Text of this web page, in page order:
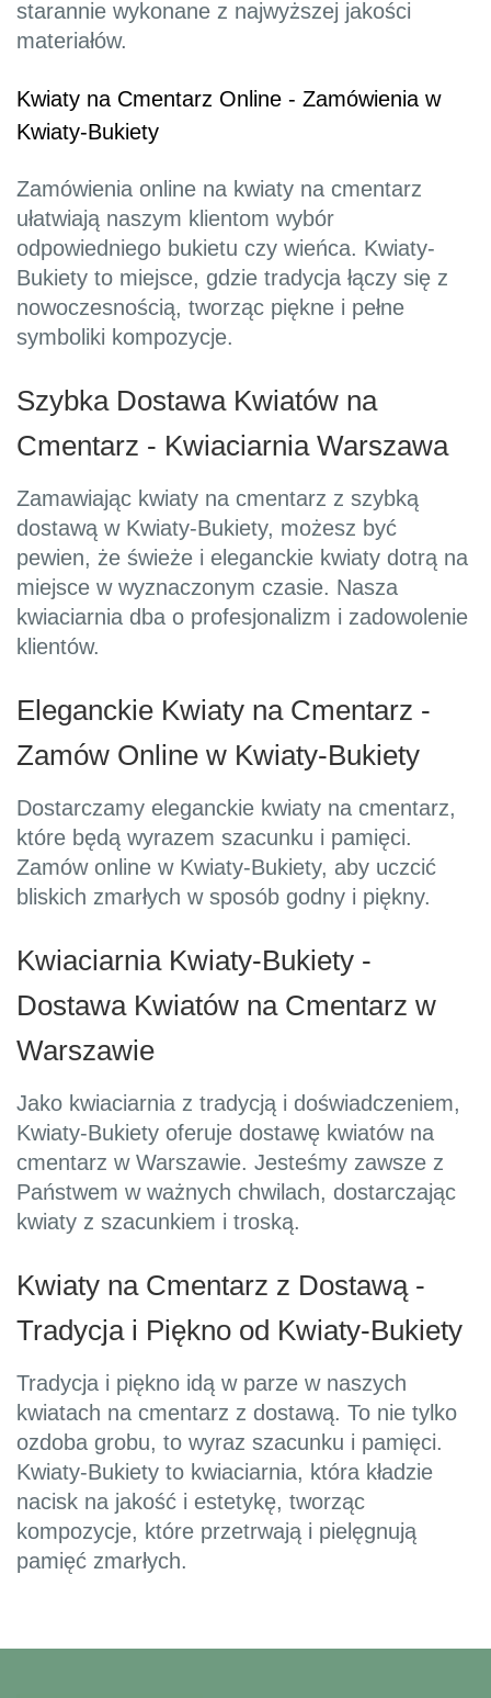
starannie wykonane z najwyższej jakości
materiałów.
Kwiaty na Cmentarz Online - Zamówienia w
Kwiaty-Bukiety
Zamówienia online na kwiaty na cmentarz
ułatwiają naszym klientom wybór
odpowiedniego bukietu czy wieńca. Kwiaty-
Bukiety to miejsce, gdzie tradycja łączy się z
nowoczesnością, tworząc piękne i pełne
symboliki kompozycje.
Szybka Dostawa Kwiatów na
Cmentarz - Kwiaciarnia Warszawa
Zamawiając kwiaty na cmentarz z szybką
dostawą w Kwiaty-Bukiety, możesz być
pewien, że świeże i eleganckie kwiaty dotrą na
miejsce w wyznaczonym czasie. Nasza
kwiaciarnia dba o profesjonalizm i zadowolenie
klientów.
Eleganckie Kwiaty na Cmentarz -
Zamów Online w Kwiaty-Bukiety
Dostarczamy eleganckie kwiaty na cmentarz,
które będą wyrazem szacunku i pamięci.
Zamów online w Kwiaty-Bukiety, aby uczcić
bliskich zmarłych w sposób godny i piękny.
Kwiaciarnia Kwiaty-Bukiety -
Dostawa Kwiatów na Cmentarz w
Warszawie
Jako kwiaciarnia z tradycją i doświadczeniem,
Kwiaty-Bukiety oferuje dostawę kwiatów na
cmentarz w Warszawie. Jesteśmy zawsze z
Państwem w ważnych chwilach, dostarczając
kwiaty z szacunkiem i troską.
Kwiaty na Cmentarz z Dostawą -
Tradycja i Piękno od Kwiaty-Bukiety
Tradycja i piękno idą w parze w naszych
kwiatach na cmentarz z dostawą. To nie tylko
ozdoba grobu, to wyraz szacunku i pamięci.
Kwiaty-Bukiety to kwiaciarnia, która kładzie
nacisk na jakość i estetykę, tworząc
kompozycje, które przetrwają i pielęgnują
pamięć zmarłych.